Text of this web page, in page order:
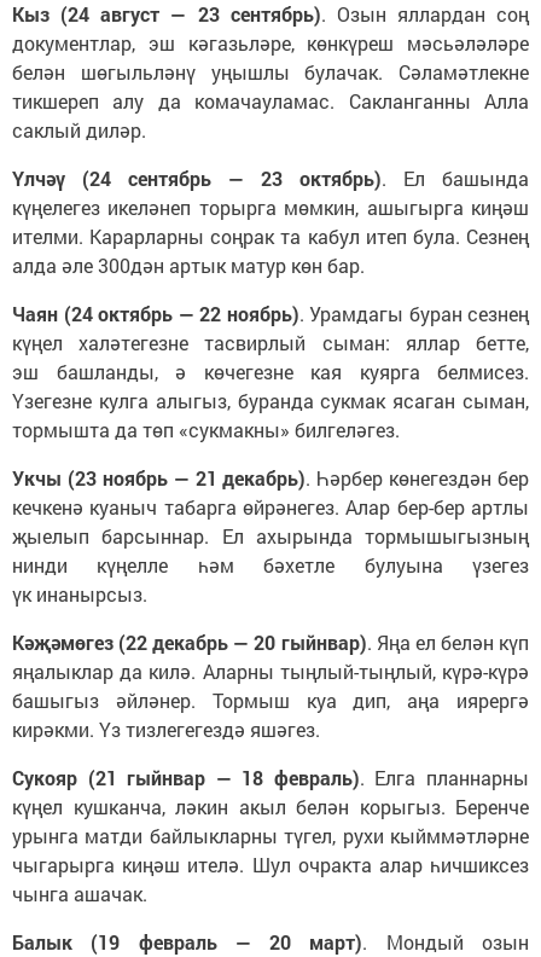
Кыз (24 август — 23 сентябрь). Озын яллардан соң
документлар, эш кәгазьләре, көнкүреш мәсьәләләре
белән шөгыльләнү уңышлы булачак. Сәламәтлекне
тикшереп алу да комачауламас. Сакланганны Алла
саклый диләр.
Үлчәү (24 сентябрь — 23 октябрь). Ел башында
күңелегез икеләнеп торырга мөмкин, ашыгырга киңәш
ителми. Карарларны соңрак та кабул итеп була. Сезнең
алда әле 300дән артык матур көн бар.
Чаян (24 октябрь — 22 ноябрь). Урамдагы буран сезнең
күңел халәтегезне тасвирлый сыман: яллар бетте,
эш башланды, ә көчегезне кая куярга белмисез.
Үзегезне кулга алыгыз, буранда сукмак ясаган сыман,
тормышта да төп «сукмакны» билгеләгез.
Укчы (23 ноябрь — 21 декабрь). Һәрбер көнегездән бер
кечкенә куаныч табарга өйрәнегез. Алар бер-бер артлы
җыелып барсыннар. Ел ахырында тормышыгызның
нинди күңелле һәм бәхетле булуына үзегез
үк инанырсыз.
Кәҗәмөгез (22 декабрь — 20 гыйнвар). Яңа ел белән күп
яңалыклар да килә. Аларны тыңлый-тыңлый, күрә-күрә
башыгыз әйләнер. Тормыш куа дип, аңа иярергә
кирәкми. Үз тизлегегездә яшәгез.
Сукояр (21 гыйнвар — 18 февраль). Елга планнарны
күңел кушканча, ләкин акыл белән корыгыз. Беренче
урынга матди байлыкларны түгел, рухи кыйммәтләрне
чыгарырга киңәш ителә. Шул очракта алар һичшиксез
чынга ашачак.
Балык (19 февраль — 20 март). Мондый озын